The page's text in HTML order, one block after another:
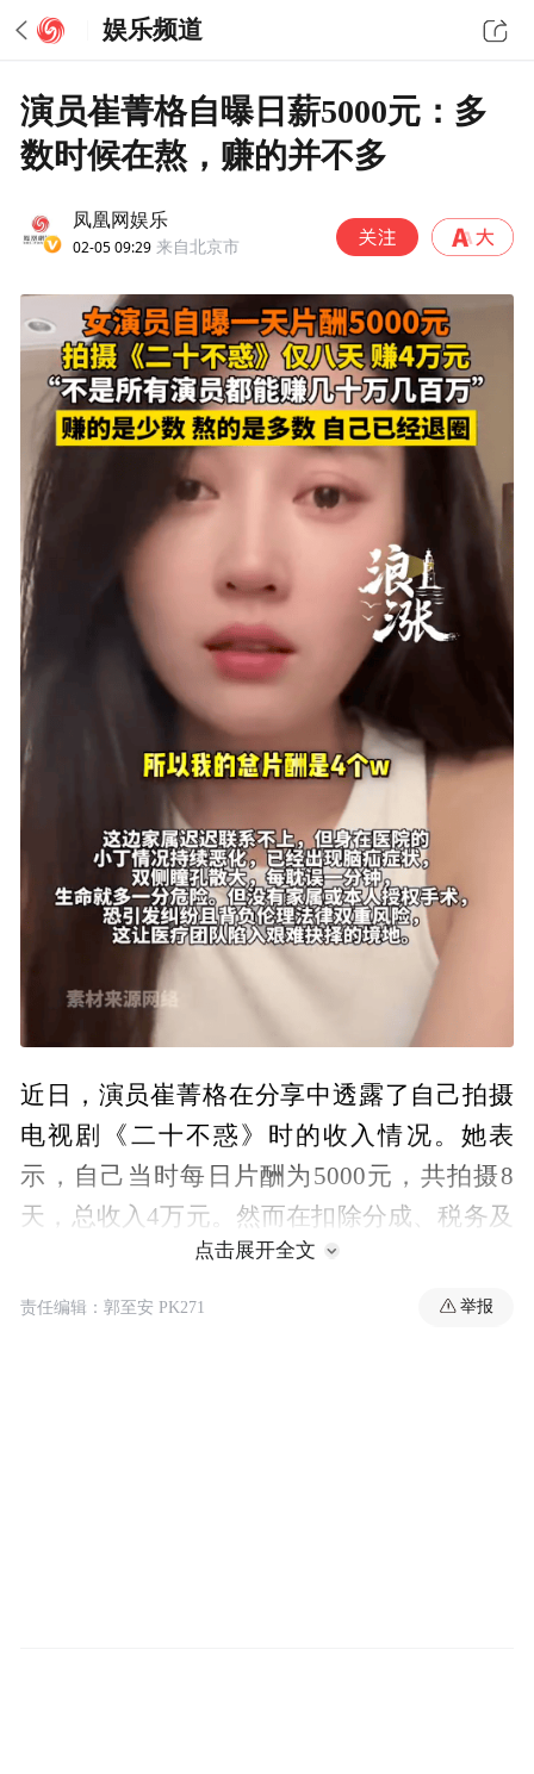
娱乐频道
演员崔菁格自曝日薪5000元：多
数时候在熬，赚的并不多
凤凰网娱乐
02-05 09:29 来自北京市
近日，演员崔菁格在分享中透露了自己拍摄
电视剧《二十不惑》时的收入情况。她表
示，自己当时每日片酬为5000元，共拍摄8
天，总收入4万元。然而在扣除分成、税务及
服务费等支出后，实际所得寥寥无几。她坦
言在这一行中，“赚的是少数，熬的是多
点击展开全文
责任编辑：郭至安 PK271 举报